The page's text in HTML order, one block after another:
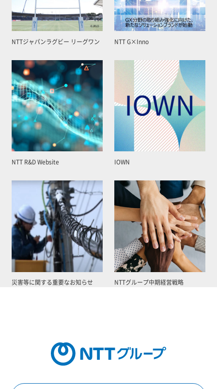
NTTジャパンラグビー リーグワン NTT G×Inno
NTT R&D Website IOWN
災害等に関する重要なお知らせ NTTグループ中期経営戦略